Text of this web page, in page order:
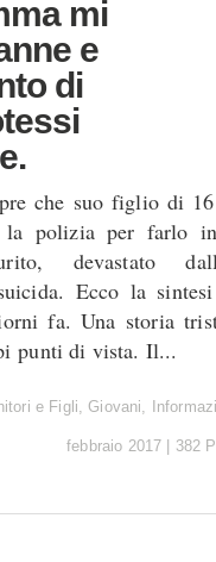
mi
e
di
che suo figlio di
la polizia per farlo
devastato
Ecco la
fa. Una storia
punti di vista. Il...
e Figli,Giovani,
febbraio 2017 382